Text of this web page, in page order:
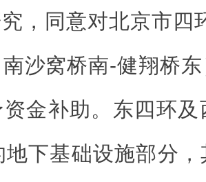
，同意对北京市四
沙窝桥南-健翔桥
金补助。东四环
地下基础设施部分